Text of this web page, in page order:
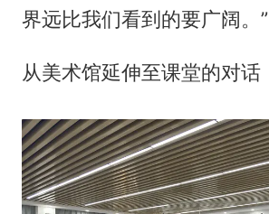
界远比我们看到的要广阔。”
从美术馆延伸至课堂的对话